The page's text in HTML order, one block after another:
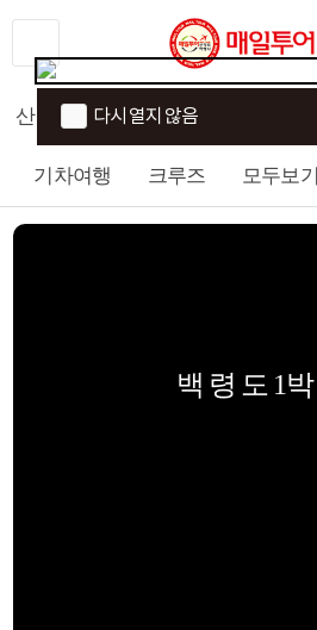
산행 섬/트래킹
기차여행 크루즈 모두보기
백 령 도 1박
다시 열지 않음